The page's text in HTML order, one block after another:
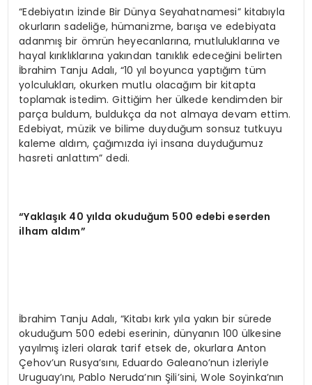
“Edebiyatın İzinde Bir Dünya Seyahatnamesi” kitabıyla
okurların sadeliğe, hümanizme, barışa ve edebiyata
adanmış bir ömrün heyecanlarına, mutluluklarına ve
hayal kırıklıklarına yakından tanıklık edeceğini belirten
İbrahim Tanju Adalı, “10 yıl boyunca yaptığım tüm
yolculukları, okurken mutlu olacağım bir kitapta
toplamak istedim. Gittiğim her ülkede kendimden bir
parça buldum, buldukça da not almaya devam ettim.
Edebiyat, müzik ve bilime duyduğum sonsuz tutkuyu
kaleme aldım, çağımızda iyi insana duyduğumuz
hasreti anlattım” dedi.
“Yaklaşık 40 yılda okuduğum 500 edebi eserden
ilham aldım”
İbrahim Tanju Adalı, “Kitabı kırk yıla yakın bir sürede
okuduğum 500 edebi eserinin, dünyanın 100 ülkesine
yayılmış izleri olarak tarif etsek de, okurlara Anton
Çehov’un Rusya’sını, Eduardo Galeano’nun izleriyle
Uruguay’ını, Pablo Neruda’nın Şili’sini, Wole Soyinka’nın